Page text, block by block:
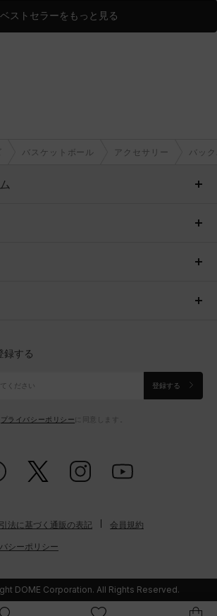
ベストセラーをもっと見る
バスケットボール アクセサリー バッ
録する
登録する
プライバシーポリシー に同意します。
法に基づく通販の表記 会員規約
シーポリシー
DOME Corporation. All Rights Reserved.